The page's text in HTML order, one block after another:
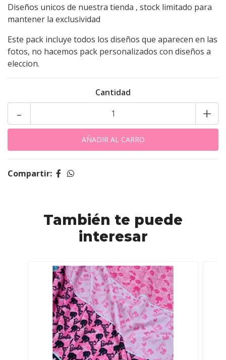
Diseños unicos de nuestra tienda , stock limitado para
mantener la exclusividad
Este pack incluye todos los diseños que aparecen en las
fotos, no hacemos pack personalizados con diseños a
eleccion.
Cantidad
+
-
Compartir:
También te puede
interesar